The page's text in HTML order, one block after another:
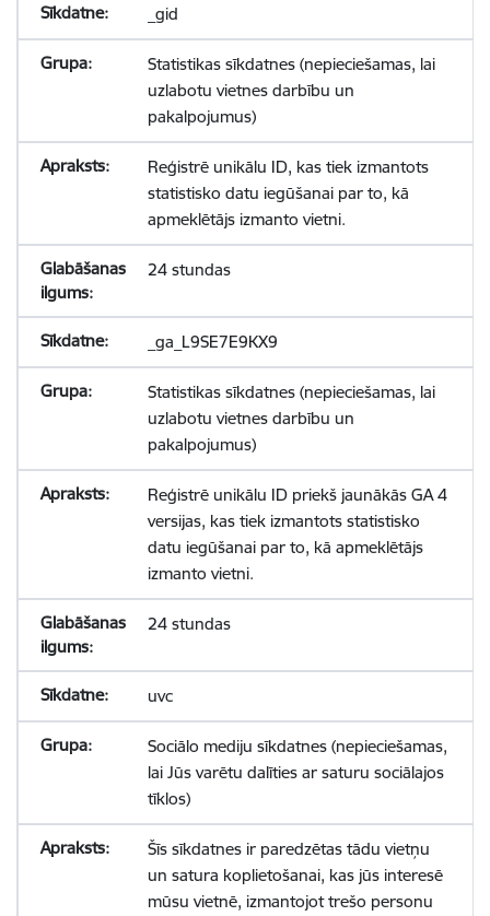
_gid
Statistikas sīkdatnes (nepieciešamas, lai
uzlabotu vietnes darbību un
pakalpojumus)
Reģistrē unikālu ID, kas tiek izmantots
statistisko datu iegūšanai par to, kā
apmeklētājs izmanto vietni.
24 stundas
_ga_L9SE7E9KX9
Statistikas sīkdatnes (nepieciešamas, lai
uzlabotu vietnes darbību un
pakalpojumus)
Reģistrē unikālu ID priekš jaunākās GA 4
versijas, kas tiek izmantots statistisko
datu iegūšanai par to, kā apmeklētājs
izmanto vietni.
24 stundas
uvc
Sociālo mediju sīkdatnes (nepieciešamas,
lai Jūs varētu dalīties ar saturu sociālajos
tīklos)
Šīs sīkdatnes ir paredzētas tādu vietņu
un satura koplietošanai, kas jūs interesē
mūsu vietnē, izmantojot trešo personu